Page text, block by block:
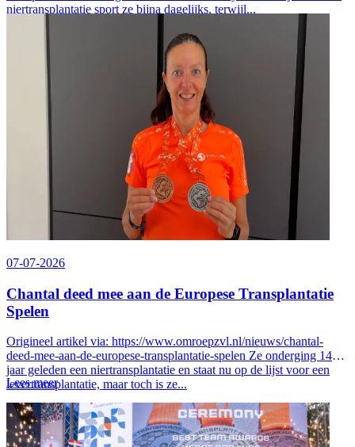
niertransplantatie sport ze bijna dagelijks, terwijl...
07-07-2026
Chantal deed mee aan de Europese Transplantatie
Spelen
Origineel artikel via: https://www.omroepzvl.nl/nieuws/chantal-
deed-mee-aan-de-europese-transplantatie-spelen Ze onderging 14
jaar geleden een niertransplantatie en staat nu op de lijst voor een
levertransplantatie, maar toch is ze...
Lees meer